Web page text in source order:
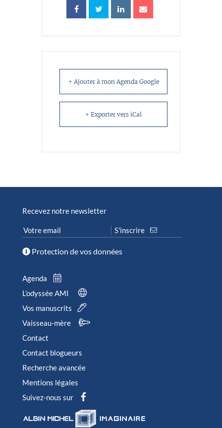
+ Ajouter à mon Agenda Google
+ Exporter vers iCal
Recevez notre newsletter
Protection de vos données
Agenda
L’odyssée AMI
Vos manuscrits
Vaisseau-mère
Contact
Contact blogueurs
Recherche avancée
Mentions légales
Suivez-nous sur